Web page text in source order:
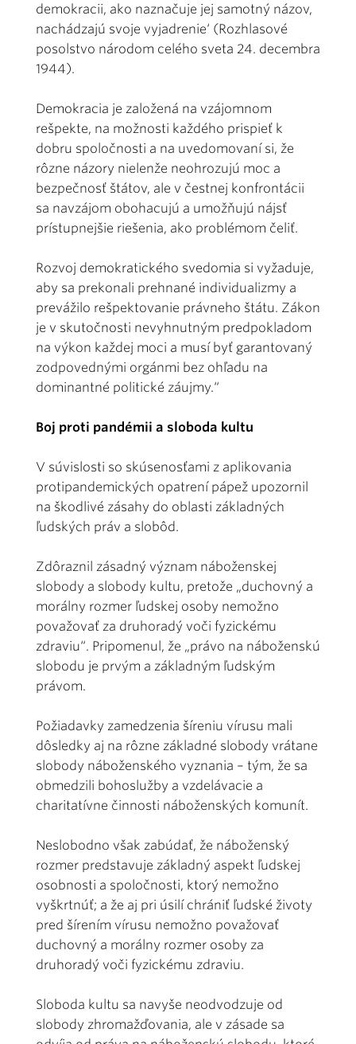
demokracii, ako naznačuje jej samotný názov,
nachádzajú svoje vyjadrenie‘ (Rozhlasové
posolstvo národom celého sveta 24. decembra
1944).
Demokracia je založená na vzájomnom
rešpekte, na možnosti každého prispieť k
dobru spoločnosti a na uvedomovaní si, že
rôzne názory nielenže neohrozujú moc a
bezpečnosť štátov, ale v čestnej konfrontácii
sa navzájom obohacujú a umožňujú nájsť
prístupnejšie riešenia, ako problémom čeliť.
Rozvoj demokratického svedomia si vyžaduje,
aby sa prekonali prehnané individualizmy a
prevážilo rešpektovanie právneho štátu. Zákon
je v skutočnosti nevyhnutným predpokladom
na výkon každej moci a musí byť garantovaný
zodpovednými orgánmi bez ohľadu na
dominantné politické záujmy.“
Boj proti pandémii a sloboda kultu
V súvislosti so skúsenosťami z aplikovania
protipandemických opatrení pápež upozornil
na škodlivé zásahy do oblasti základných
ľudských práv a slobôd.
Zdôraznil zásadný význam náboženskej
slobody a slobody kultu, pretože „duchovný a
morálny rozmer ľudskej osoby nemožno
považovať za druhoradý voči fyzickému
zdraviu“. Pripomenul, že „právo na náboženskú
slobodu je prvým a základným ľudským
právom.
Požiadavky zamedzenia šíreniu vírusu mali
dôsledky aj na rôzne základné slobody vrátane
slobody náboženského vyznania – tým, že sa
obmedzili bohoslužby a vzdelávacie a
charitatívne činnosti náboženských komunít.
Neslobodno však zabúdať, že náboženský
rozmer predstavuje základný aspekt ľudskej
osobnosti a spoločnosti, ktorý nemožno
vyškrtnúť; a že aj pri úsilí chrániť ľudské životy
pred šírením vírusu nemožno považovať
duchovný a morálny rozmer osoby za
druhoradý voči fyzickému zdraviu.
Sloboda kultu sa navyše neodvodzuje od
slobody zhromažďovania, ale v zásade sa